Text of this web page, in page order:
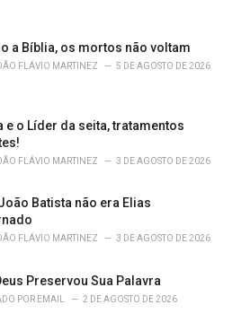
a Bíblia, os mortos não voltam
FLÁVIO MARTINEZ 5 DE AGOSTO DE 2026
e o Líder da seita, tratamentos
FLÁVIO MARTINEZ 3 DE AGOSTO DE 2026
Batista não era Elias
FLÁVIO MARTINEZ 3 DE AGOSTO DE 2026
Preservou Sua Palavra
POR EMAIL 2 DE AGOSTO DE 2026